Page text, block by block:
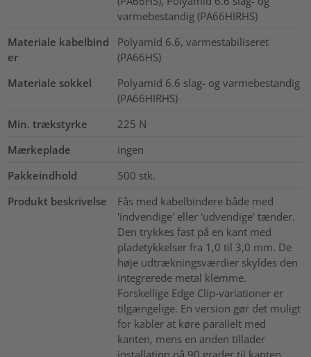
varmebestandig (PA66HIRHS)
Materiale kabelbind
er
Polyamid 6.6, varmestabiliseret
(PA66HS)
Materiale sokkel
Polyamid 6.6 slag- og varmebestandig
(PA66HIRHS)
Min. trækstyrke
225 N
Mærkeplade
ingen
Pakkeindhold
500 stk.
Produkt beskrivelse
Fås med kabelbindere både med
'indvendige' eller 'udvendige' tænder.
Den trykkes fast på en kant med
pladetykkelser fra 1,0 til 3,0 mm. De
høje udtrækningsværdier skyldes den
integrerede metal klemme.
Forskellige Edge Clip-variationer er
tilgængelige. En version gør det muligt
for kabler at køre parallelt med
kanten, mens en anden tillader
installation på 90 grader til kanten.